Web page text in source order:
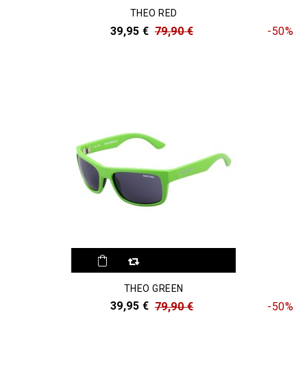
THEO RED
39,95 € -50%
79,90 €
THEO GREEN
39,95 € -50%
79,90 €